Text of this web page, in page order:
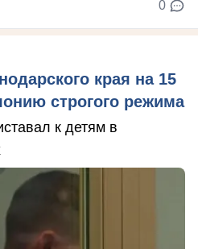
0
края на 15
строгого режима
к детям в